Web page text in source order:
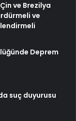
ve Brezilya
ve
Deprem
suç duyurusu